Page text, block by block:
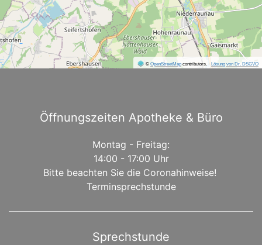
© OpenStreetMapcontributors. · Lösung von Dr. DSGVO
Öffnungszeiten Apotheke & Büro
Montag - Freitag:
14:00 - 17:00 Uhr
Bitte beachten Sie die Coronahinweise!
Terminsprechstunde
Sprechstunde